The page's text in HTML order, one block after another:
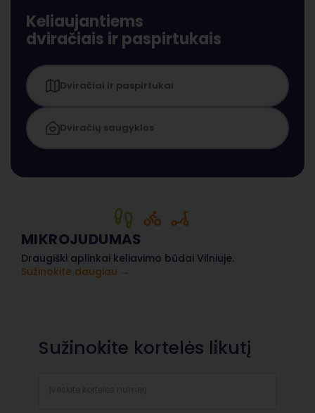
Keliaujantiems
dviračiais ir paspirtukais
Dviračiai ir paspirtukai
Dviračių saugyklos
MIKROJUDUMAS
Draugiški aplinkai keliavimo būdai Vilniuje.
Sužinokite daugiau →
Sužinokite kortelės likutį